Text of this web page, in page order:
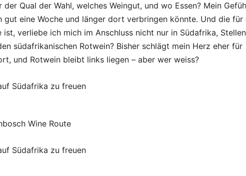
der Qual der Wahl, welches Weingut, und wo Essen? Mein
gut eine Woche und länger dort verbringen könnte. Und die für
ist, verliebe ich mich im Anschluss nicht nur in Südafrika,
südafrikanischen Rotwein? Bisher schlägt mein Herz eher für
und Rotwein bleibt links liegen – aber wer weiss?
Wine Route